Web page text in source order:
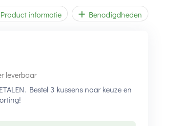
Product informatie Benodigdheden
leverbaar
Bestel 3 kussens naar keuze en